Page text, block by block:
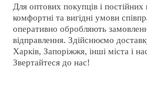
Для оптових покупців і постійних
комфортні та вигідні умови
оперативно обробляють
відправлення. Здійснюємо
Харків, Запоріжжя, інші міста і
Звертайтеся до нас!